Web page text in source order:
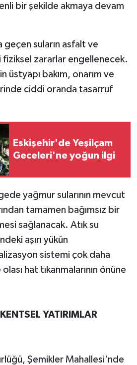
bir şekilde akmaya devam
geçen suların asfalt ve
fiziksel zararlar engellenecek.
üstyapı bakım, onarım ve
ciddi oranda tasarruf
Eskişehir'de Yeşilçam
Geceleri'ne yoğun ilgi
yağmur sularının mevcut
tamamen bağımsız bir
sağlanacak. Atık su
aşırı yükün
sistemi çok daha
hat tıkanmalarının önüne
YATIRIMLAR
Şemikler Mahallesi'nde